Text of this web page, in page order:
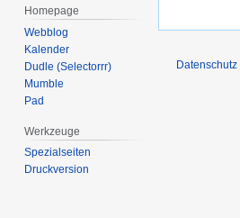
Homepage
Webblog
Kalender
Dudle (Selectorrr)
Mumble
Pad
Werkzeuge
Spezialseiten
Druckversion
Datenschutz